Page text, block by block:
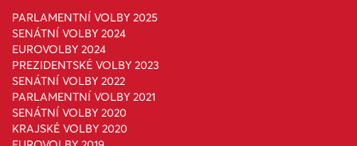
PARLAMENTNÍ VOLBY 2025
SENÁTNÍ VOLBY 2024
EUROVOLBY 2024
PREZIDENTSKÉ VOLBY 2023
SENÁTNÍ VOLBY 2022
PARLAMENTNÍ VOLBY 2021
SENÁTNÍ VOLBY 2020
KRAJSKÉ VOLBY 2020